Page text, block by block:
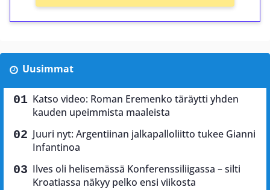
Uusimmat
Katso video: Roman Eremenko täräytti yhden
kauden upeimmista maaleista
Juuri nyt: Argentiinan jalkapalloliitto tukee Gianni
Infantinoa
Ilves oli helisemässä Konferenssiliigassa – silti
Kroatiassa näkyy pelko ensi viikosta